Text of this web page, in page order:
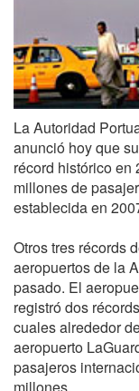
La Autoridad
anunció hoy que
récord histórico en
millones de
establecida en
Otros tres récords
aeropuertos de la
pasado. El
registró dos
cuales alrededor
aeropuerto
pasajeros